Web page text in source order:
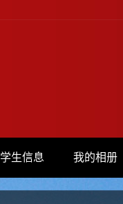
学生信息 我的相册